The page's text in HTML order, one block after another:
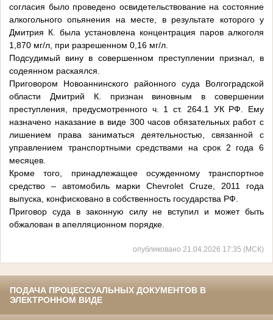
согласия было проведено освидетельствование на состояние
алкогольного опьянения на месте, в результате которого у
Дмитрия К. была установлена концентрация паров алкоголя
1,870 мг/л, при разрешенном 0,16 мг/л.
Подсудимый вину в совершенном преступлении признал, в
содеянном раскаялся.
Приговором Новоаннинского районного суда Волгоградской
области Дмитрий К. признан виновным в совершении
преступления, предусмотренного ч. 1 ст. 264.1 УК РФ. Ему
назначено наказание в виде 300 часов обязательных работ с
лишением права заниматься деятельностью, связанной с
управлением транспортными средствами на срок 2 года 6
месяцев.
Кроме того, принадлежащее осужденному транспортное
средство – автомобиль марки Chevrolet Cruze, 2011 года
выпуска, конфисковано в собственность государства РФ.
Приговор суда в законную силу не вступил и может быть
обжалован в апелляционном порядке.
опубликовано 21.04.2026 17:35 (МСК)
ПОДАЧА ПРОЦЕССУАЛЬНЫХ ДОКУМЕНТОВ В
ЭЛЕКТРОННОМ ВИДЕ